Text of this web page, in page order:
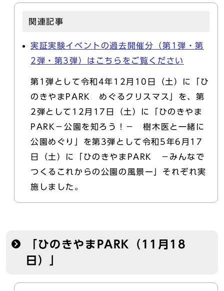
関連記事
実証実験イベントの過去開催分（第1弾・第
2弾・第3弾）はこちらをご覧ください
第1弾として令和4年12月10日（土）に「ひ
のきやまPARK めぐるクリスマス」を、第
2弾として12月17日（土）に「ひのきやま
PARK－公園を知ろう！－ 樹木医と一緒に
公園めぐり」を第3弾として令和5年6月17
日（土）に「ひのきやまPARK －みんなで
つくるこれからの公園の風景ー」それぞれ実
施しました。
「ひのきやまPARK（11月18
日）」